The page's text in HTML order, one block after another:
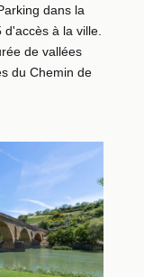
dans la
d'accès à la ville.
de vallées
du Chemin de